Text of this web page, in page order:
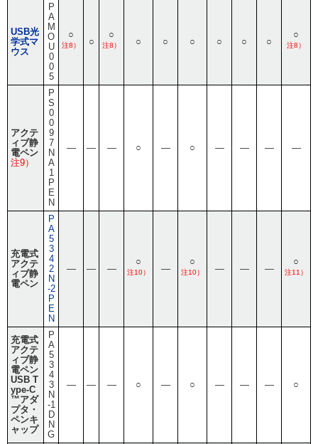
USB光
学式マ
ウス
P
A
M
O
U
0
0
5
○
注8） ○
○
注8） ○ ○ ○ ○ ○ ○
○
注8）
アクテ
ィブ静
電ペン
注9）
P
S
0
0
9
7
N
A
1
P
E
N
― ― ― ○ ― ○ ― ― ― ―
充電式
アクテ
ィブ静
電ペン
P
A
5
3
4
2
N
-2
P
E
N
― ― ―
○
注10） ―
○
注10） ― ― ―
○
注11）
充電式
アクテ
ィブ静
電ペン
USB T
ype-C
™アダ
プタ・
ペンキ
ャップ
P
A
5
3
4
3
N
-1
D
N
G
― ― ― ○ ― ○ ― ― ― ○